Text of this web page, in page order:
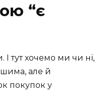
“є
тут хочемо ми чи ні,
але й
покупок у